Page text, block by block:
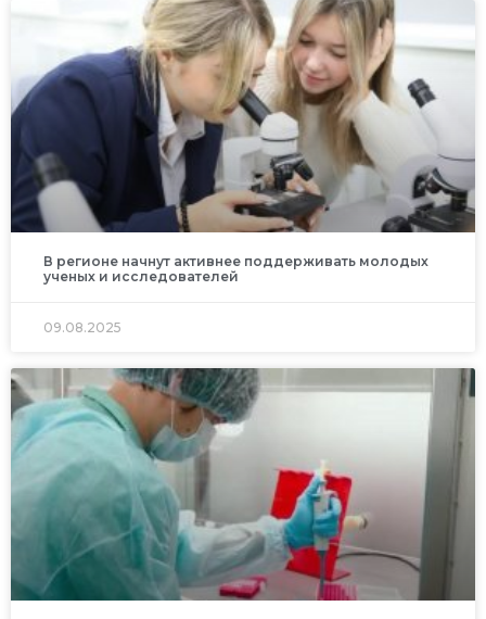
В регионе начнут активнее поддерживать молодых
ученых и исследователей
09.08.2025